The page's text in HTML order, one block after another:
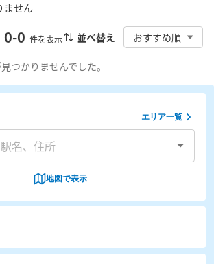
ません
0-0 件を表示 並べ替え おすすめ順
つかりませんでした。
エリア一覧
地図で表示